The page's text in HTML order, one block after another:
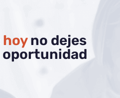
no dejes
oportunidad